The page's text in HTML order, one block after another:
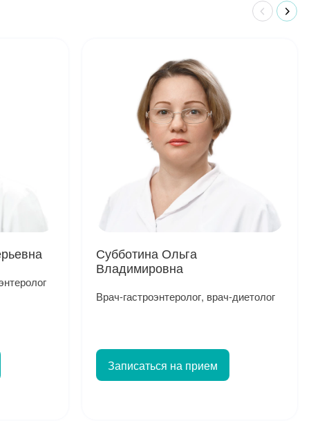
Субботина Ольга
Владимировна
Врач-гастроэнтеролог, врач-диетолог
Записаться на прием